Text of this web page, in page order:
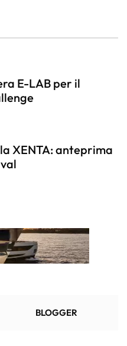
E-LAB per il
XENTA: anteprima
BLOGGER